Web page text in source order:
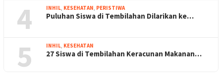
4 INHIL, KESEHATAN, PERISTIWA
Puluhan Siswa di Tembilahan Dilarikan ke…
5 INHIL, KESEHATAN
27 Siswa di Tembilahan Keracunan Makanan…